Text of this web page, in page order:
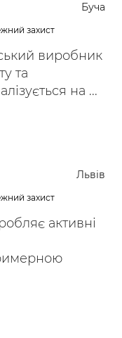
Буча
захист
виробник
та
на ...
Львів
захист
активні